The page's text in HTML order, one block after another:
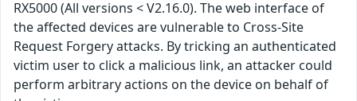
RX5000 (All versions < V2.16.0). The web interface of
the affected devices are vulnerable to Cross-Site
Request Forgery attacks. By tricking an authenticated
victim user to click a malicious link, an attacker could
perform arbitrary actions on the device on behalf of